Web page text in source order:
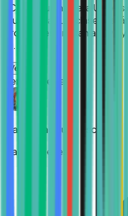
Como alumna de la
muy buena. Las clases
profesores brindan apoyo
a...
Ver más
Verified Review
María Guadalupe Escamilla
Hace 4 meses